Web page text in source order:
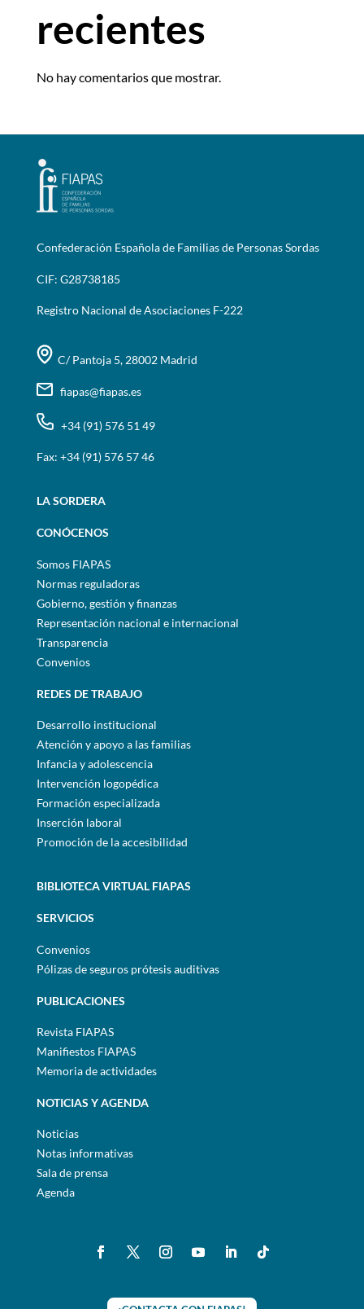
recientes
No hay comentarios que mostrar.
Confederación Española de Familias de Personas Sordas
CIF: G28738185
Registro Nacional de Asociaciones F-222
C/ Pantoja 5, 28002 Madrid
fiapas@fiapas.es
+34 (91) 576 51 49
Fax: +34 (91) 576 57 46
LA SORDERA
CONÓCENOS
Somos FIAPAS
Normas reguladoras
Gobierno, gestión y finanzas
Representación nacional e internacional
Transparencia
Convenios
REDES DE TRABAJO
Desarrollo institucional
Atención y apoyo a las familias
Infancia y adolescencia
Intervención logopédica
Formación especializada
Inserción laboral
Promoción de la accesibilidad
BIBLIOTECA VIRTUAL FIAPAS
SERVICIOS
Convenios
Pólizas de seguros prótesis auditivas
PUBLICACIONES
Revista FIAPAS
Manifiestos FIAPAS
Memoria de actividades
NOTICIAS Y AGENDA
Noticias
Notas informativas
Sala de prensa
Agenda